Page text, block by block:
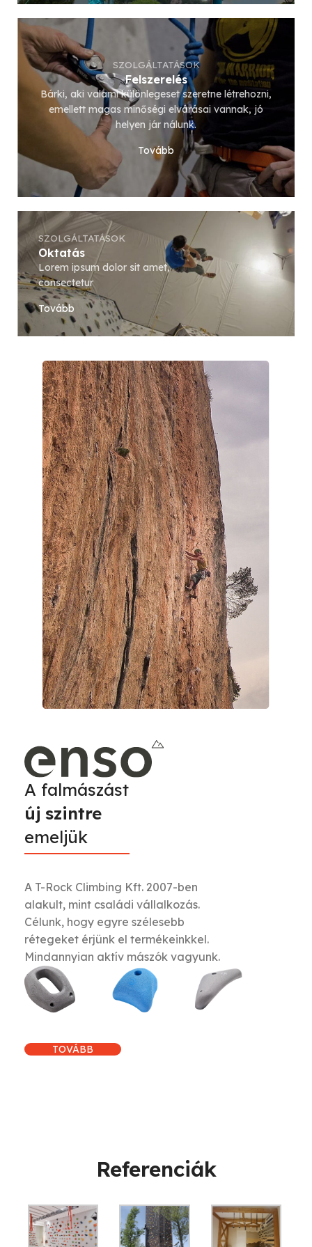
SZOLGÁLTATÁSOK
Felszerelés
Bárki, aki valami különlegeset szeretne létrehozni,
emellett magas minőségi elvárásai vannak, jó
helyen jár nálunk.
Tovább
SZOLGÁLTATÁSOK
Oktatás
Lorem ipsum dolor sit amet,
consectetur
Tovább
A falmászást
új szintre
emeljük
A T-Rock Climbing Kft. 2007-ben
alakult, mint családi vállalkozás.
Célunk, hogy egyre szélesebb
rétegeket érjünk el termékeinkkel.
Mindannyian aktív mászók vagyunk.
TOVÁBB
Referenciák